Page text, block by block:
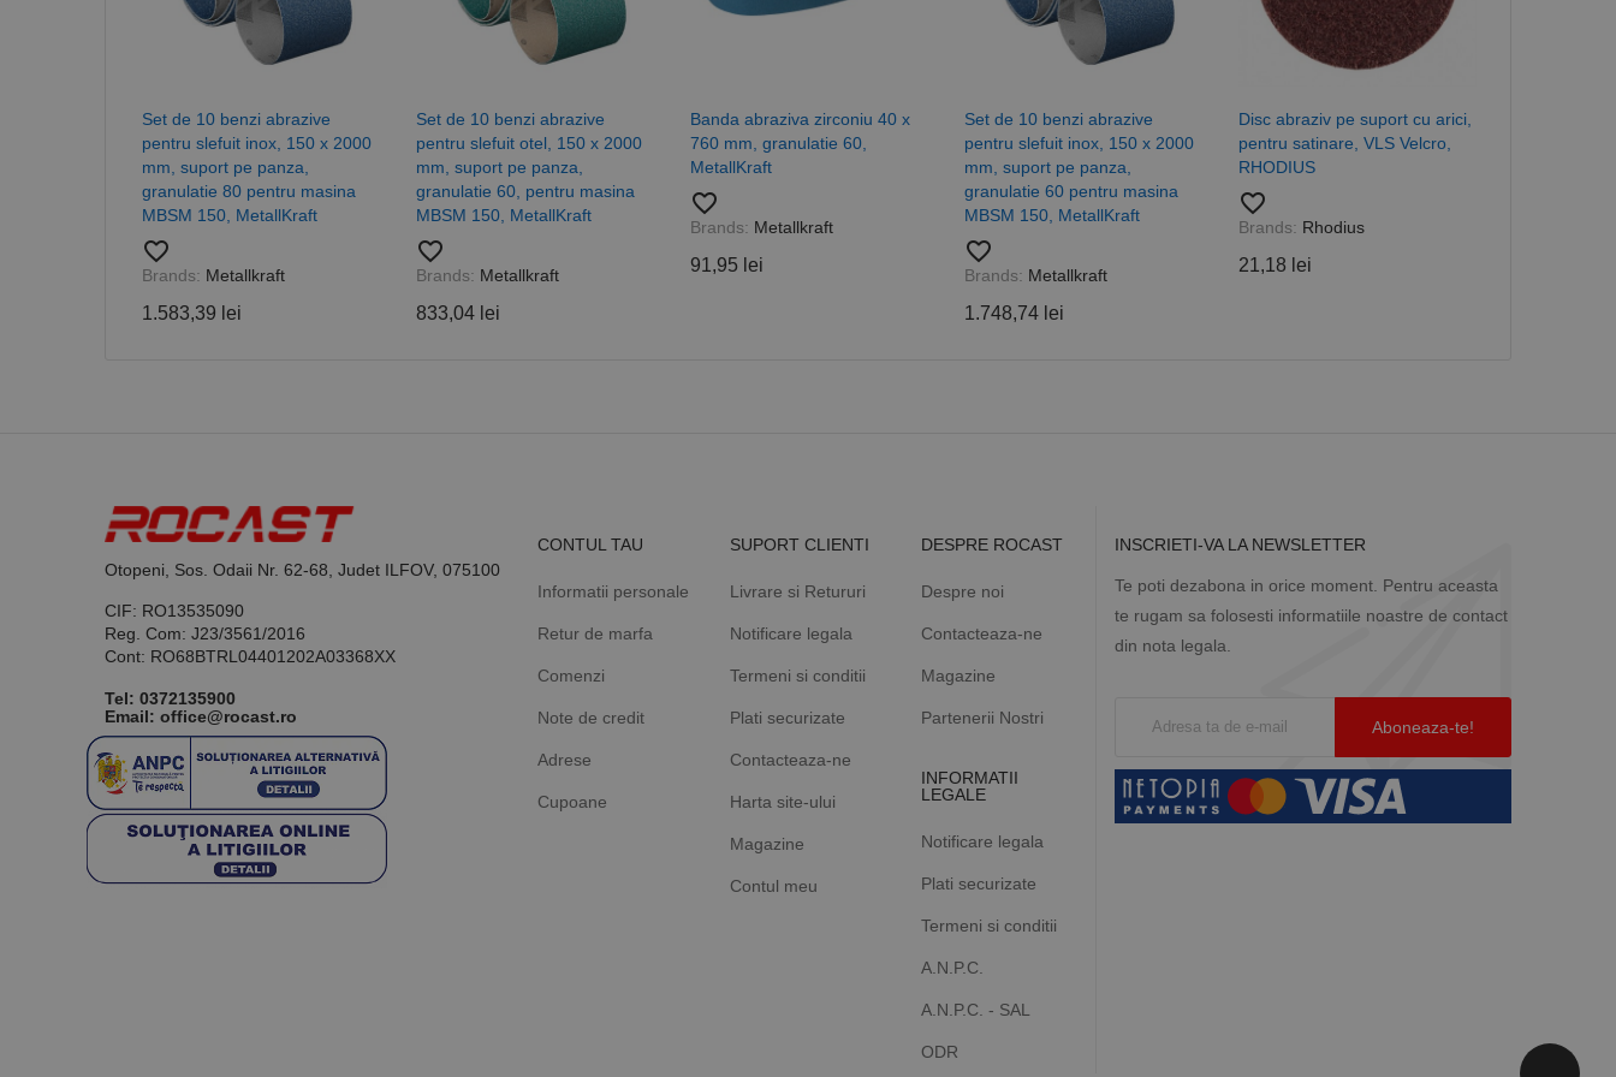
Set de 10 benzi abrazive
pentru slefuit inox, 150 x 2000
mm, suport pe panza,
granulatie 80 pentru masina
MBSM 150, MetallKraft
favorite_border
Brands: Metallkraft
1.583,39 lei
Set de 10 benzi abrazive
pentru slefuit otel, 150 x 2000
mm, suport pe panza,
granulatie 60, pentru masina
MBSM 150, MetallKraft
favorite_border
Brands: Metallkraft
833,04 lei
Banda abraziva zirconiu 40 x
760 mm, granulatie 60,
MetallKraft
favorite_border
Brands: Metallkraft
91,95 lei
Set de 10 benzi abrazive
pentru slefuit inox, 150 x 2000
mm, suport pe panza,
granulatie 60 pentru masina
MBSM 150, MetallKraft
favorite_border
Brands: Metallkraft
1.748,74 lei
Disc abraziv pe suport cu arici,
pentru satinare, VLS Velcro,
RHODIUS
favorite_border
Brands: Rhodius
21,18 lei
Otopeni, Sos. Odaii Nr. 62-68, Judet ILFOV, 075100
CIF: RO13535090
Reg. Com: J23/3561/2016
Cont: RO68BTRL04401202A03368XX
Tel: 0372135900
Email: office@rocast.ro
CONTUL TAU
Informatii personale
Retur de marfa
Comenzi
Note de credit
Adrese
Cupoane
SUPORT CLIENTI
Livrare si Retururi
Notificare legala
Termeni si conditii
Plati securizate
Contacteaza-ne
Harta site-ului
Magazine
Contul meu
DESPRE ROCAST
Despre noi
Contacteaza-ne
Magazine
Partenerii Nostri
INFORMATII
LEGALE
Notificare legala
Plati securizate
Termeni si conditii
A.N.P.C.
A.N.P.C. - SAL
ODR
INSCRIETI-VA LA NEWSLETTER
Te poti dezabona in orice moment. Pentru aceasta
te rugam sa folosesti informatiile noastre de contact
din nota legala.
număr generat aleatoriu ca identificator de client. Este inclus în fiecare solicitare
de pagină dintr-un site și este utilizat pentru a calcula datele despre vizitatori,
sesiuni și campanii pentru rapoartele de analiză a site-urilor.
schimb de anunțuri.